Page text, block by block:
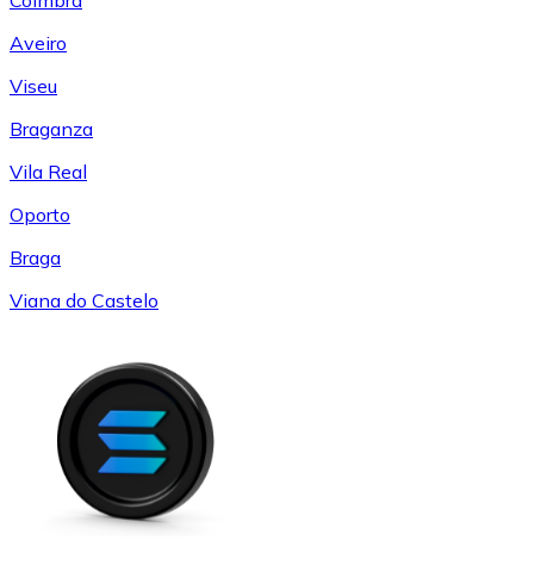
Aveiro
Viseu
Braganza
Vila Real
Oporto
Braga
Viana do Castelo